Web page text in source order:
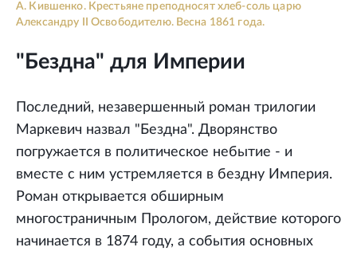
А. Кившенко. Крестьяне преподносят хлеб-соль царю
Александру II Освободителю. Весна 1861 года.
"Бездна" для Империи
Последний, незавершенный роман трилогии
Маркевич назвал "Бездна". Дворянство
погружается в политическое небытие - и
вместе с ним устремляется в бездну Империя.
Роман открывается обширным
многостраничным Прологом, действие которого
начинается в 1874 году, а события основных